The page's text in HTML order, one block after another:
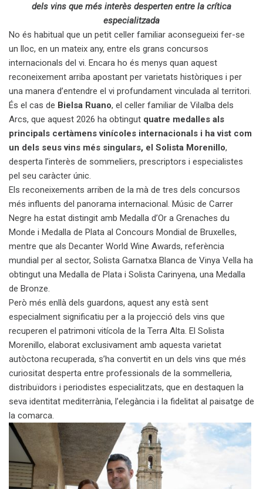
dels vins que més interès desperten entre la crítica
especialitzada
No és habitual que un petit celler familiar aconsegueixi fer-se
un lloc, en un mateix any, entre els grans concursos
internacionals del vi. Encara ho és menys quan aquest
reconeixement arriba apostant per varietats històriques i per
una manera d’entendre el vi profundament vinculada al territori.
És el cas de Bielsa Ruano, el celler familiar de Vilalba dels
Arcs, que aquest 2026 ha obtingut quatre medalles als
principals certàmens vinícoles internacionals i ha vist com
un dels seus vins més singulars, el Solista Morenillo,
desperta l’interès de sommeliers, prescriptors i especialistes
pel seu caràcter únic.
Els reconeixements arriben de la mà de tres dels concursos
més influents del panorama internacional. Músic de Carrer
Negre ha estat distingit amb Medalla d’Or a Grenaches du
Monde i Medalla de Plata al Concours Mondial de Bruxelles,
mentre que als Decanter World Wine Awards, referència
mundial per al sector, Solista Garnatxa Blanca de Vinya Vella ha
obtingut una Medalla de Plata i Solista Carinyena, una Medalla
de Bronze.
Però més enllà dels guardons, aquest any està sent
especialment significatiu per a la projecció dels vins que
recuperen el patrimoni vitícola de la Terra Alta. El Solista
Morenillo, elaborat exclusivament amb aquesta varietat
autòctona recuperada, s’ha convertit en un dels vins que més
curiositat desperta entre professionals de la sommelleria,
distribuïdors i periodistes especialitzats, que en destaquen la
seva identitat mediterrània, l’elegància i la fidelitat al paisatge de
la comarca.